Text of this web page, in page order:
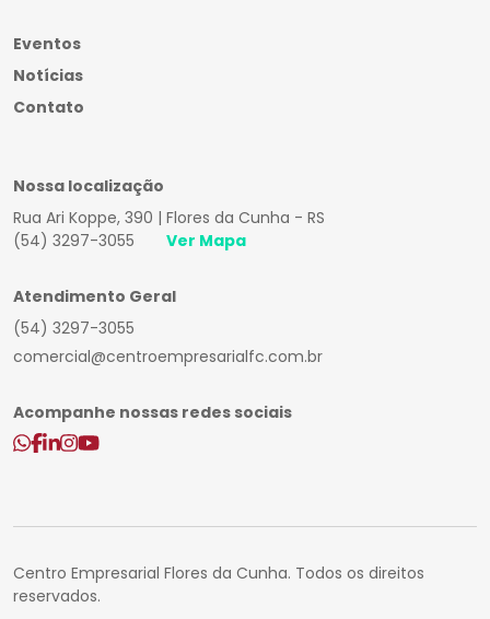
Eventos
Notícias
Contato
Nossa localização
Rua Ari Koppe, 390 | Flores da Cunha - RS
(54) 3297-3055
Ver Mapa
Atendimento Geral
(54) 3297-3055
comercial@centroempresarialfc.com.br
Acompanhe nossas redes sociais
Centro Empresarial Flores da Cunha. Todos os direitos
reservados.